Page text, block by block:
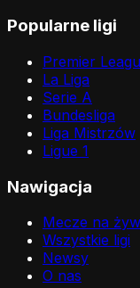
Popularne ligi
Premier
La Liga
Serie A
Bundesliga
Liga Mistrzów
Ligue 1
Nawigacja
Mecze na
Wszystkie ligi
Newsy
O nas